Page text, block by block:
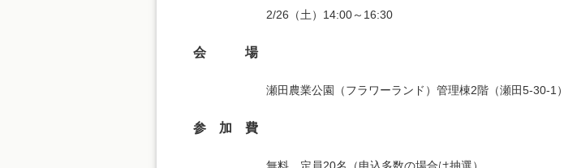
2/26（土）14:00～16:30
会 場
瀬田農業公園（フラワーランド）管理棟2階（瀬田5-30-1）
参 加 費